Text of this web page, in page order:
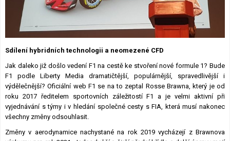
Týmy a jezdci F1
Okruhy F1
Lexikon F1
Sdílení hybridních technologii a neomezené CFD
Jak daleko již došlo vedení F1 na cestě ke stvoření nové formule 1? Bude
F1 podle Liberty Media dramatičtější, populárnější, spravedlivější i
výdělečnější? Oficiální web F1 se na to zeptal Rosse Brawna, který je od
roku 2017 ředitelem sportovních záležitostí F1 a je velmi aktivní při
vyjednávání s týmy i v hledání společné cesty s FIA, která musí nakonec
všechny změny odsouhlasit.
Změny v aerodynamice nachystané na rok 2019 vycházejí z Brawnova